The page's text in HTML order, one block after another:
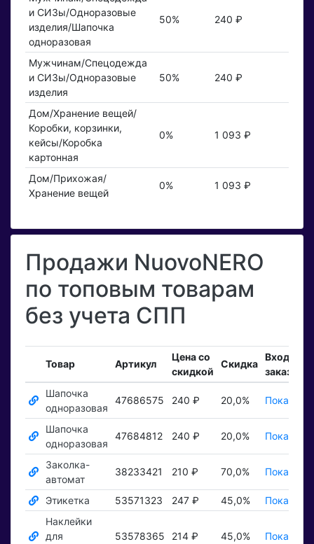
и СИЗы/Одноразовые
изделия/Шапочка
одноразовая
50% 240 ₽
Мужчинам/Спецодежда
и СИЗы/Одноразовые
изделия
50% 240 ₽
Дом/Хранение вещей/
Коробки, корзинки,
кейсы/Коробка
картонная
0% 1 093 ₽
Дом/Прихожая/
Хранение вещей
0% 1 093 ₽
Продажи NuovoNERO
по топовым товарам
без учета СПП
Товар Артикул
Цена со
скидкой
Скидка
заказы
Шапочка
одноразовая
47686575 240 ₽ 20,0% Показать
Шапочка
одноразовая
47684812 240 ₽ 20,0% Показать
Заколка-
автомат
38233421 210 ₽ 70,0% Показать
Этикетка 53571323 247 ₽ 45,0%
Показать
Наклейки
для
53578365 214 ₽ 45,0% Показать